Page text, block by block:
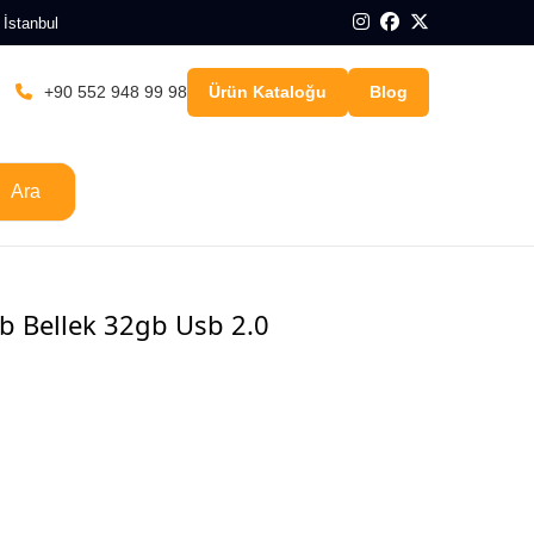
+90 552 948 99 98 Ürün Kataloğu Blog
Ara
Bellek 32gb Usb 2.0